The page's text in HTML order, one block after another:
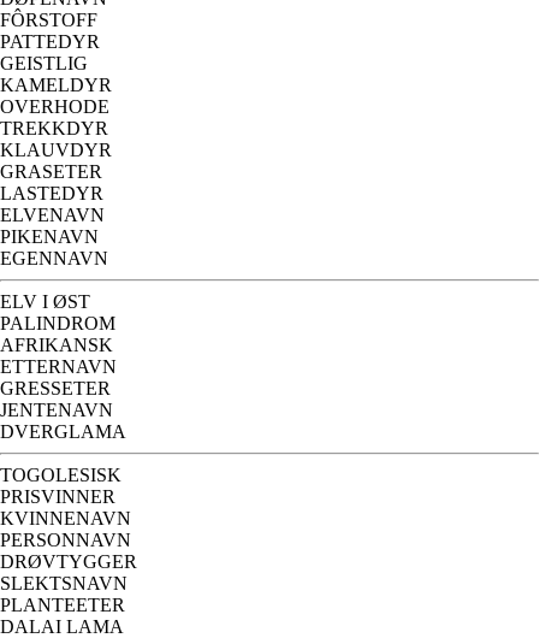
FÔRSTOFF
PATTEDYR
GEISTLIG
KAMELDYR
OVERHODE
TREKKDYR
KLAUVDYR
GRASETER
LASTEDYR
ELVENAVN
PIKENAVN
EGENNAVN
ELV I ØST
PALINDROM
AFRIKANSK
ETTERNAVN
GRESSETER
JENTENAVN
DVERGLAMA
TOGOLESISK
PRISVINNER
KVINNENAVN
PERSONNAVN
DRØVTYGGER
SLEKTSNAVN
PLANTEETER
DALAI LAMA